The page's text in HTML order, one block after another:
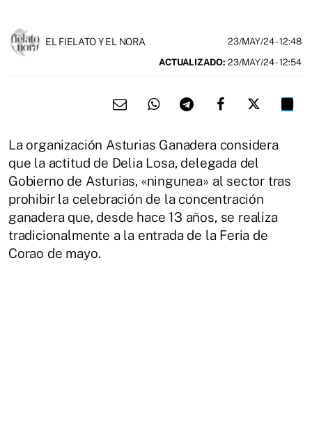
EL FIELATO Y EL NORA 23/MAY/24- 12:48
ACTUALIZADO: 23/MAY/24 - 12:54
La organización Asturias Ganadera considera
que la actitud de Delia Losa, delegada del
Gobierno de Asturias, «ningunea» al sector tras
prohibir la celebración de la concentración
ganadera que, desde hace 13 años, se realiza
tradicionalmente a la entrada de la Feria de
Corao de mayo.